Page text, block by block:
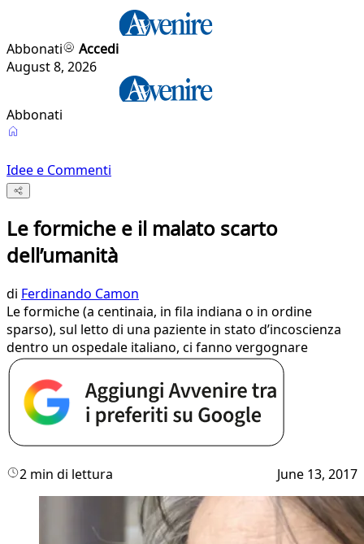
Abbonati
Accedi
August 8, 2026
Abbonati
Idee e Commenti
Le formiche e il malato scarto
dell’umanità
di Ferdinando Camon
Le formiche (a centinaia, in fila indiana o in ordine
sparso), sul letto di una paziente in stato d’incoscienza
dentro un ospedale italiano, ci fanno vergognare
2 min di lettura June 13, 2017